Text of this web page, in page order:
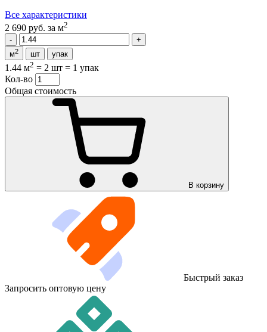
Все характеристики
2 690 руб. за м2
м2 шт упак
1.44 м2 = 2 шт = 1 упак
Кол-во
Общая стоимость
В корзину
Быстрый заказ
Запросить оптовую цену